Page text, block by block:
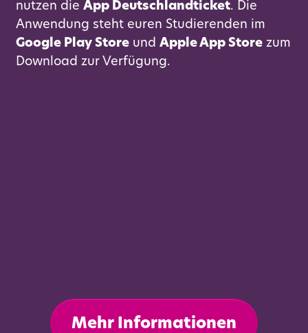
nutzen dieApp Deutschlandticket. Die
Anwendung steht euren Studierenden im
Google Play Store undApple App Store zum
Download zur Verfügung.
Mehr Informationen